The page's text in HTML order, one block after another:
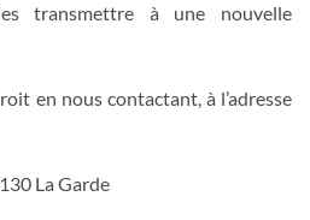
transmettre à une nouvelle
en nous contactant, à l’adresse
La Garde